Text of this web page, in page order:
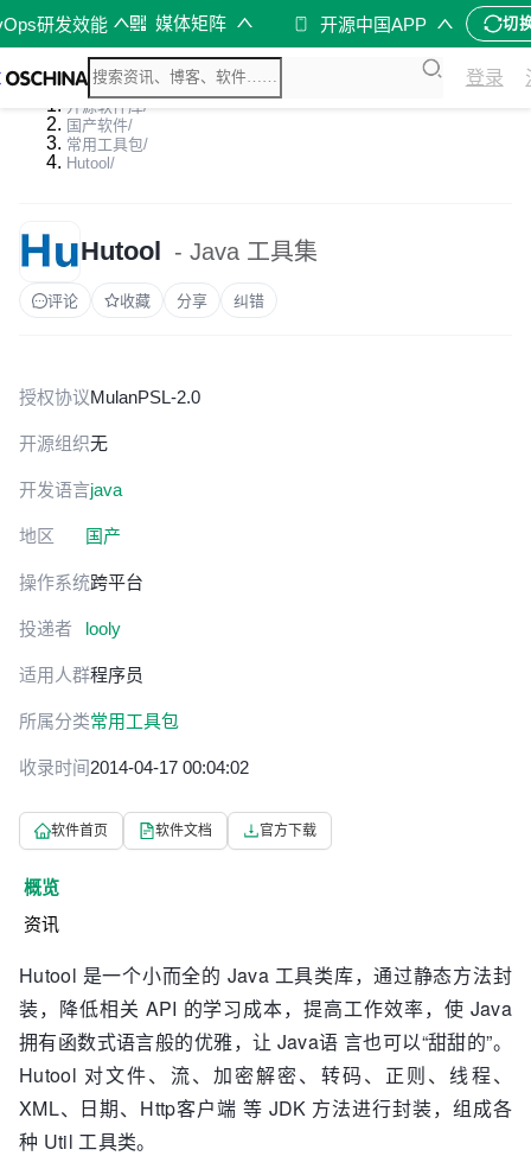
研发效能 媒体矩阵 开源中国APP 切
登录
开源软件库/
国产软件/
常用工具包/
Hutool /
Hutool - Java 工具集
评论 收藏 分享 纠错
授权协议MulanPSL-2.0
开源组织无
开发语言java
地区 国产
操作系统跨平台
投递者 looly
适用人群程序员
所属分类常用工具包
收录时间2014-04-17 00:04:02
软件首页 软件文档 官方下载
概览
资讯
Hutool 是一个小而全的 Java 工具类库，通过静态方法封
装，降低相关 API 的学习成本，提高工作效率，使 Java
拥有函数式语言般的优雅，让 Java语 言也可以“甜甜的”。
Hutool 对文件、流、加密解密、转码、正则、线程、
XML、日期、Http客户端 等 JDK 方法进行封装，组成各
种 Util 工具类。